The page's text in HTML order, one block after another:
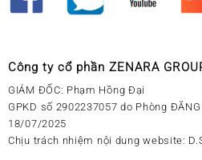
Công ty cổ phần ZENARA
GIÁM ĐỐC: Phạm Hồng Đại
GPKD số 2902237057 do Phòng
18/07/2025
Chịu trách nhiệm nội dung website: